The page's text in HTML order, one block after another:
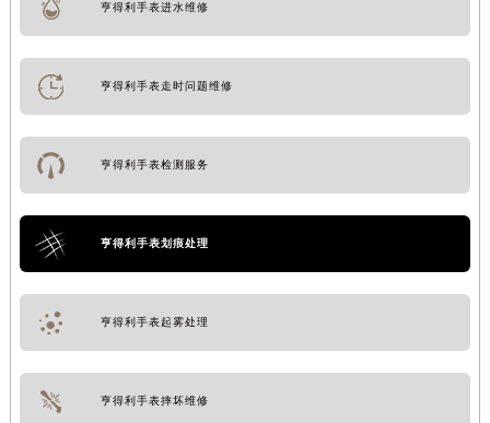
亨得利手表进水维修
亨得利手表走时问题维修
亨得利手表检测服务
亨得利手表划痕处理
亨得利手表起雾处理
亨得利手表摔坏维修